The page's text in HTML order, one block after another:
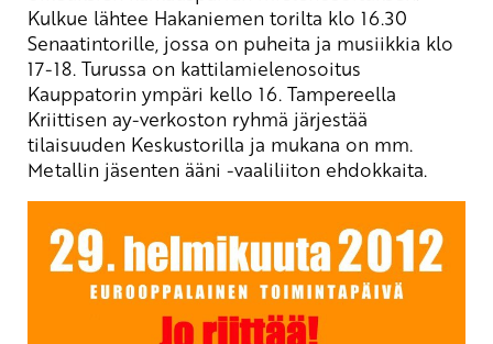
Kulkue lähtee Hakaniemen torilta klo 16.30
Senaatintorille, jossa on puheita ja musiikkia klo
17-18. Turussa on kattilamielenosoitus
Kauppatorin ympäri kello 16. Tampereella
Kriittisen ay-verkoston ryhmä järjestää
tilaisuuden Keskustorilla ja mukana on mm.
Metallin jäsenten ääni -vaaliliiton ehdokkaita.